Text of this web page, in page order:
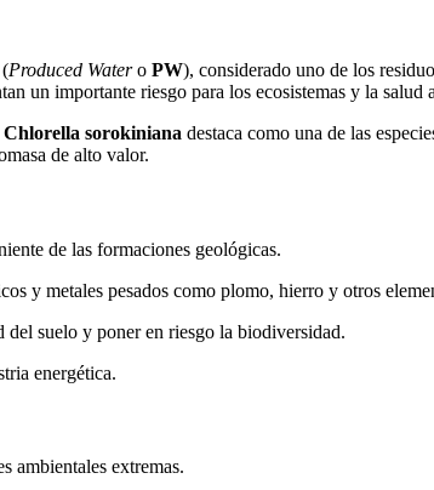
(Produced Watero PW), considerado uno de los
un importante riesgo para los ecosistemas y la salud
Chlorella sorokiniana destaca como una de las
de alto valor.
de las formaciones geológicas.
y metales pesados como plomo, hierro y otros
del suelo y poner en riesgo la biodiversidad.
energética.
ambientales extremas.